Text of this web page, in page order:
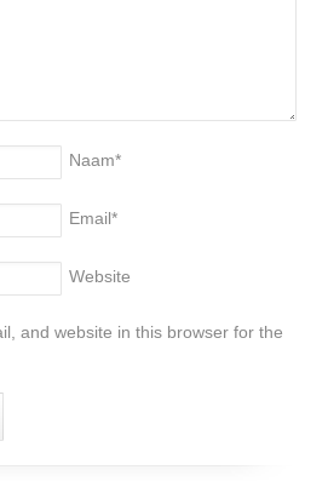
Naam*
Email*
Website
and website in this browser for the